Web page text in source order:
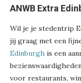
ANWB Extra
Wil je je stedentrip
jij graag met een
Edinburgh is een
voor restaurants,